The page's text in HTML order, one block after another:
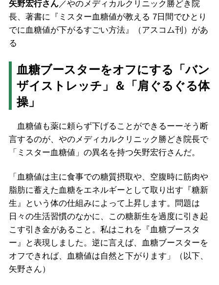
矢野宏行さん／やのメディカルクリニック勝どき院
長、著書に『ミスター血糖値が教える 7日間でひとり
でに血糖値が下がるすごい方法』（アスコム刊）があ
る
血糖ブースターをオフにする「バン
ザイストレッチ」＆「肩ぐるぐる体
操」
血糖値も薬に頼らず下げることができるーーそう断
言するのが、やのメディカルクリニック勝どき院長で
「ミスター血糖値」の異名を持つ矢野宏行さんだ。
「血糖値は主に食事での糖質摂取や、空腹時に筋肉や
脂肪に蓄えた血糖をエネルギーとして取り出す『糖新
生』という体の仕組みによって上昇します。問題は
日々の生活習慣のなかに、この糖新生を過度に引き起
こす引き金があること。私はこれを『血糖ブースタ
ー』と表現しました。逆に言えば、血糖ブースターを
オフできれば、血糖値は自然と下がります」（以下、
矢野さん）